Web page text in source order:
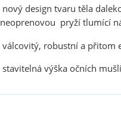
nový design tvaru těla
neoprenovou pryží tlumící
válcovitý, robustní a přitom
stavitelná výška očních mušlí